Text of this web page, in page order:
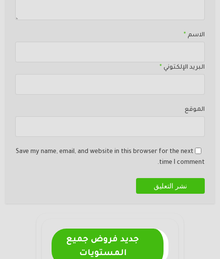
الاسم *
البريد الإلكتوني *
الموقع
Save my name, email, and website in this browser for the next
time I comment.
جديد فروض جميع
المستويات